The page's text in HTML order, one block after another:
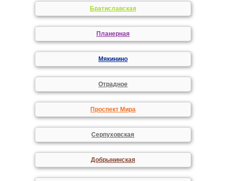
Братиславская
Планерная
Мякинино
Отрадное
Проспект Мира
Серпуховская
Добрынинская